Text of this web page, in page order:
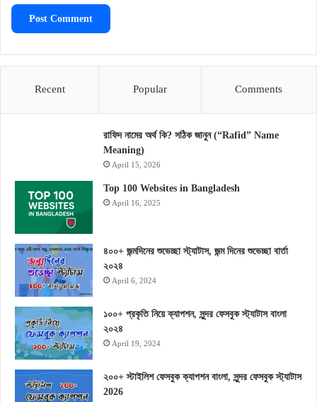
Recent Popular Comments
রাফিদ নামের অর্থ কি? সঠিক জানুন (“Rafid” Name
Meaning)
April 15, 2026
Top 100 Websites in Bangladesh
April 16, 2025
৪০০+ জন্মদিনের শুভেচ্ছা স্ট্যাটাস, জন্ম দিনের শুভেচ্ছা বার্তা
২০২৪
April 6, 2024
১০০+ প্রকৃতি নিয়ে ক্যাপশন, সুন্দর ফেসবুক স্ট্যাটাস বাংলা
২০২৪
April 19, 2024
২০০+ স্টাইলিশ ফেসবুক ক্যাপশন বাংলা, সুন্দর ফেসবুক স্ট্যাটাস
2026